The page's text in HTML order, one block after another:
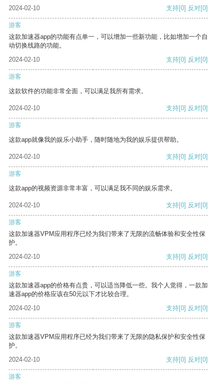
2024-02-10
支持[0] 反对[0]
游客
这款加速器app的功能有点单一，可以增加一些新功能，比如增加一个自
动切换线路的功能。
2024-02-10
支持[0] 反对[0]
游客
这款软件的功能非常全面，可以满足我所有需求。
2024-02-10 支持[0] 反对[0]
游客
这款app就像我的娱乐小助手，随时随地为我的娱乐提供帮助。
2024-02-10 支持[0] 反对[0]
游客
这款app的视频资源非常丰富，可以满足我不同的娱乐需求。
2024-02-10 支持[0] 反对[0]
游客
这款加速器VPM应用程序已经为我们带来了无限的流畅体验和安全性保
护。
2024-02-10
支持[0] 反对[0]
游客
这款加速器app的价格有点贵，可以适当降低一些。我个人觉得，一款加
速器app的价格应该在50元以下才比较合理。
2024-02-10
支持[0] 反对[0]
游客
这款加速器VPM应用程序已经为我们带来了无限的隐私保护和安全性保
护。
2024-02-10
支持[0] 反对[0]
游客